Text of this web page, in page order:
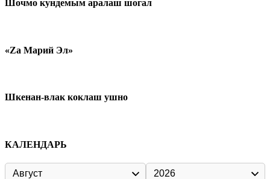
Шочмо кундемым аралаш шогал
«Zа Марий Эл»
Шкенан-влак коклаш ушно
КАЛЕНДАРЬ